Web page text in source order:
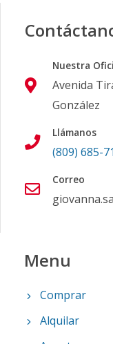
Nuestra
Avenida
González
Llámanos
(809) 685-
Correo
Menu
Comprar
Alquilar